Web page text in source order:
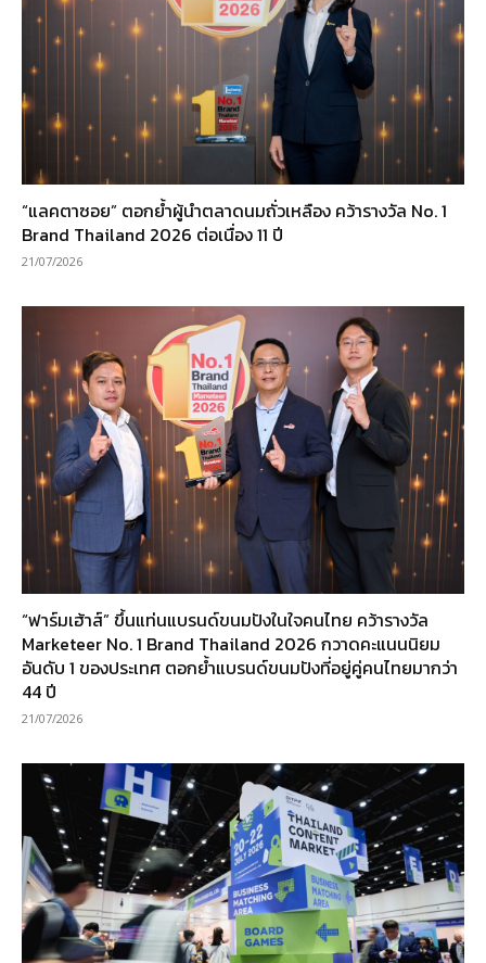
“แลคตาซอย” ตอกย้ำผู้นำตลาดนมถั่วเหลือง คว้ารางวัล No. 1
Brand Thailand 2026 ต่อเนื่อง 11 ปี
21/07/2026
“ฟาร์มเฮ้าส์” ขึ้นแท่นแบรนด์ขนมปังในใจคนไทย คว้ารางวัล
Marketeer No. 1 Brand Thailand 2026 กวาดคะแนนนิยม
อันดับ 1 ของประเทศ ตอกย้ำแบรนด์ขนมปังที่อยู่คู่คนไทยมากว่า
44 ปี
21/07/2026